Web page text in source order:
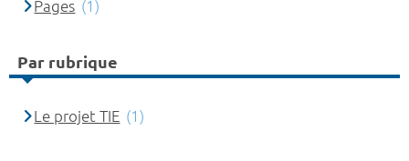
Pages (1)
Par rubrique
Le projet TIE (1)